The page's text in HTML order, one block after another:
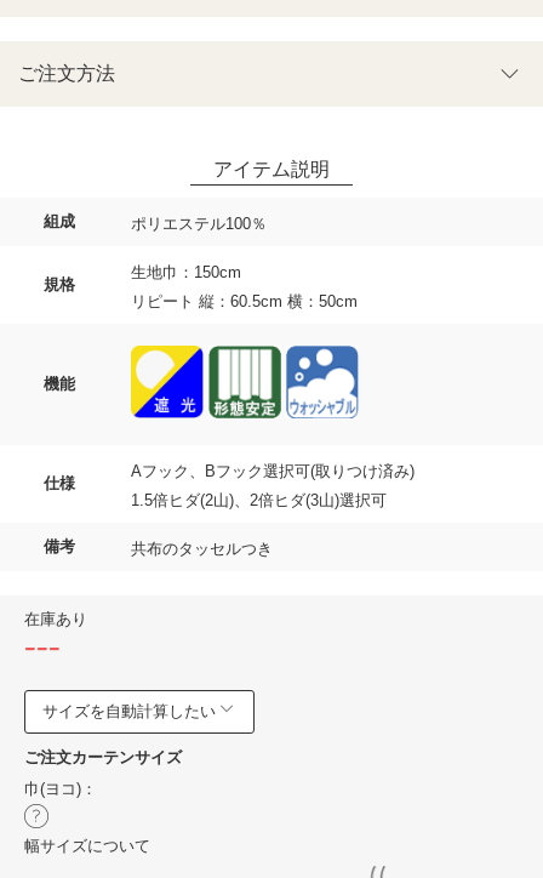
組成 ポリエステル100％
規格
生地巾：150cm
リピート 縦：60.5cm 横：50cm
機能
仕様
Aフック、Bフック選択可(取りつけ済み)
1.5倍ヒダ(2山)、2倍ヒダ(3山)選択可
備考 共布のタッセルつき
在庫あり
---
サイズを自動計算したい
ご注文カーテンサイズ
巾(ヨコ)：
幅サイズについて
ご注文方法